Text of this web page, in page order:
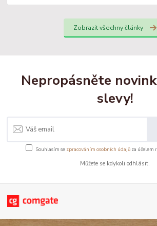
Zobrazit všechny články
Nepropásněte
slevy!
Souhlasím se zpracováním osobních údajůza účelem
Můžete se kdykoli odhlásit.